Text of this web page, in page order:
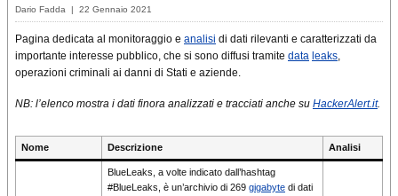
Dario Fadda | 22 Gennaio 2021
Pagina dedicata al monitoraggio e analisi di dati rilevanti e caratterizzati da
importante interesse pubblico, che si sono diffusi tramite data leaks,
operazioni criminali ai danni di Stati e aziende.
NB: l’elenco mostra i dati finora analizzati e tracciati anche su HackerAlert.it.
Nome Descrizione Analisi
BlueLeaks, a volte indicato dall’hashtag
#BlueLeaks, è un’archivio di 269 gigabyte di dati